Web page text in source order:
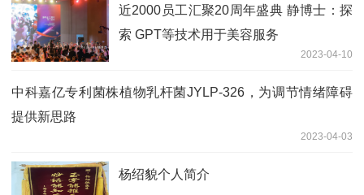
近2000员工汇聚20周年盛典 静博士：探
索 GPT等技术用于美容服务
2023-04-10
中科嘉亿专利菌株植物乳杆菌JYLP-326，为调节情绪障碍
提供新思路
2023-04-03
杨绍貌个人简介